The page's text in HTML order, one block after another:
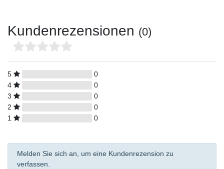
Kundenrezensionen (0)
5
0
4
0
3
0
2
0
1
0
Melden Sie sich an, um eine Kundenrezension zu
verfassen.